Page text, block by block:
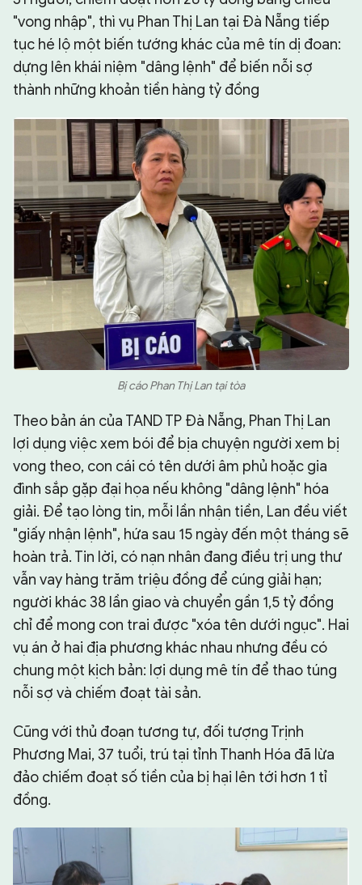
"vong nhập", thì vụ Phan Thị Lan tại Đà Nẵng tiếp
tục hé lộ một biến tướng khác của mê tín dị đoan:
dựng lên khái niệm "dâng lệnh" để biến nỗi sợ
thành những khoản tiền hàng tỷ đồng
Bị cáo Phan Thị Lan tại tòa
Theo bản án của TAND TP Đà Nẵng, Phan Thị Lan
lợi dụng việc xem bói để bịa chuyện người xem bị
vong theo, con cái có tên dưới âm phủ hoặc gia
đình sắp gặp đại họa nếu không "dâng lệnh" hóa
giải. Để tạo lòng tin, mỗi lần nhận tiền, Lan đều viết
"giấy nhận lệnh", hứa sau 15 ngày đến một tháng sẽ
hoàn trả. Tin lời, có nạn nhân đang điều trị ung thư
vẫn vay hàng trăm triệu đồng để cúng giải hạn;
người khác 38 lần giao và chuyển gần 1,5 tỷ đồng
chỉ để mong con trai được "xóa tên dưới ngục". Hai
vụ án ở hai địa phương khác nhau nhưng đều có
chung một kịch bản: lợi dụng mê tín để thao túng
nỗi sợ và chiếm đoạt tài sản.
Cũng với thủ đoạn tương tự, đối tượng Trịnh
Phương Mai, 37 tuổi, trú tại tỉnh Thanh Hóa đã lừa
đảo chiếm đoạt số tiền của bị hại lên tới hơn 1 tỉ
đồng.